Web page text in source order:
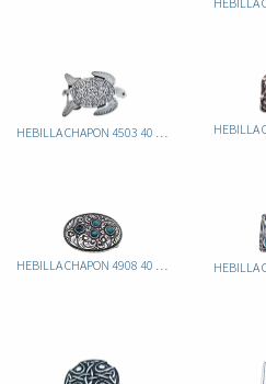
HEBILLA CHAPON 4503 40 ITA TORTUGA